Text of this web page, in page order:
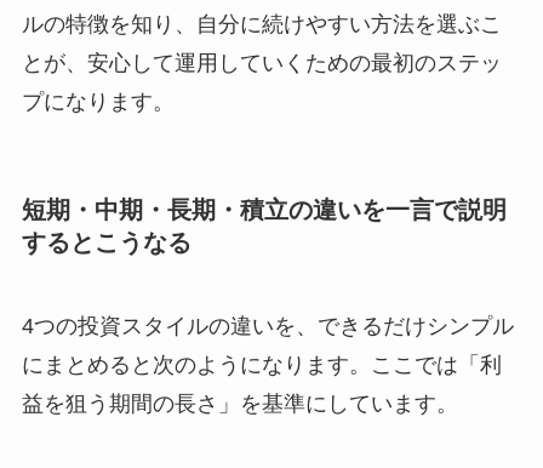
ルの特徴を知り、自分に続けやすい方法を選ぶこ
とが、安心して運用していくための最初のステッ
プになります。
短期・中期・長期・積立の違いを一言で説明
するとこうなる
4つの投資スタイルの違いを、できるだけシンプル
にまとめると次のようになります。ここでは「利
益を狙う期間の長さ」を基準にしています。